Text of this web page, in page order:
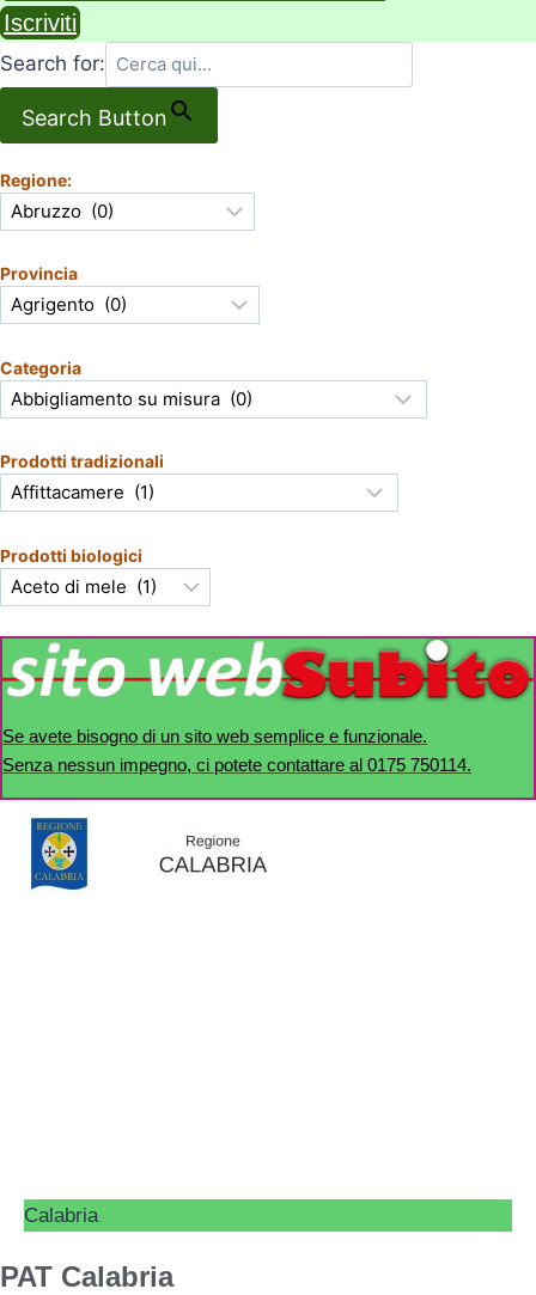
Iscriviti
Search for:
Search Button
Regione:
Provincia
Categoria
Prodotti tradizionali
Prodotti biologici
Se avete bisogno di un sito web semplice e funzionale.
Senza nessun impegno, ci potete contattare al 0175 750114.
Calabria
PAT Calabria